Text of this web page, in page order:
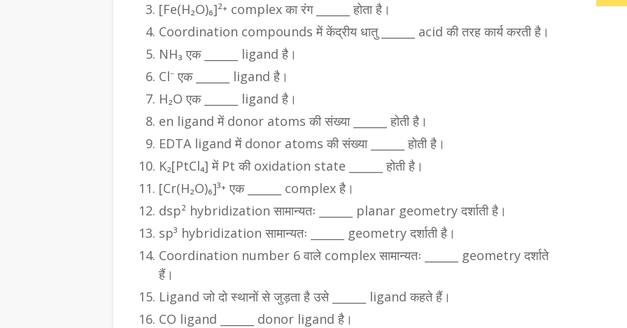
[Fe(H₂O)₆]²⁺ complex का रंग ______ होता है।
Coordination compounds में केंद्रीय धातु ______ acid की तरह कार्य करती है।
NH₃ एक ______ ligand है।
Cl⁻ एक ______ ligand है।
H₂O एक ______ ligand है।
en ligand में donor atoms की संख्या ______ होती है।
EDTA ligand में donor atoms की संख्या ______ होती है।
K₂[PtCl₄] में Pt की oxidation state ______ होती है।
[Cr(H₂O)₆]³⁺ एक ______ complex है।
dsp² hybridization सामान्यतः ______ planar geometry दर्शाती है।
sp³ hybridization सामान्यतः ______ geometry दर्शाती है।
Coordination number 6 वाले complex सामान्यतः ______ geometry दर्शाते
हैं।
Ligand जो दो स्थानों से जुड़ता है उसे ______ ligand कहते हैं।
CO ligand ______ donor ligand है।